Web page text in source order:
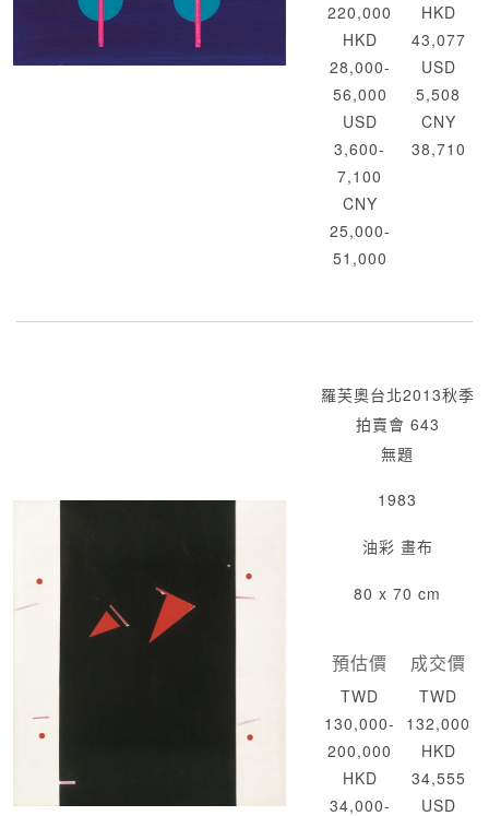
220,000
HKD
28,000-
56,000
USD
3,600-
7,100
CNY
25,000-
51,000
HKD
43,077
USD
5,508
CNY
38,710
羅芙奧台北2013秋季
拍賣會 643
無題
1983
油彩 畫布
80 x 70 cm
預估價
TWD
130,000-
200,000
HKD
34,000-
成交價
TWD
132,000
HKD
34,555
USD